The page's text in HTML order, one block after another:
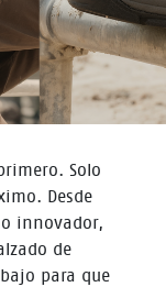
Solo
Desde
innovador,
de
para que